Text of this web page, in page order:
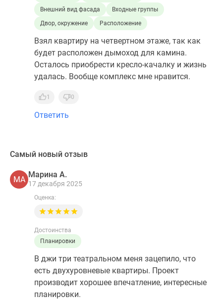
Внешний вид фасада
Входные группы
Двор, окружение
Расположение
Взял квартиру на четвертном этаже, так как
будет расположен дымоход для камина.
Осталось приобрести кресло-качалку и жизнь
удалась. Вообще комплекс мне нравится.
1 0
Ответить
Самый новый отзыв
МА
Марина А.
17 декабря 2025
Оценка:
Достоинства
Планировки
В джи три театральном меня зацепило, что
есть двухуровневые квартиры. Проект
производит хорошее впечатление, интересные
планировки.